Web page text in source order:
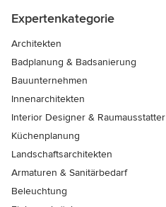
Expertenkategorie
Architekten
Badplanung & Badsanierung
Bauunternehmen
Innenarchitekten
Interior Designer & Raumausstatter
Küchenplanung
Landschaftsarchitekten
Armaturen & Sanitärbedarf
Beleuchtung